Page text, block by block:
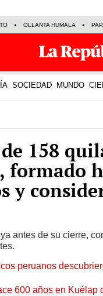
OLLANTA HUMALA
SOCIEDAD MUNDO
158
y
antes de su cierre,
peruanos
600 años en Kuélap